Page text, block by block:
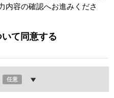
内容の確認へお進みくださ
て同意する
任意